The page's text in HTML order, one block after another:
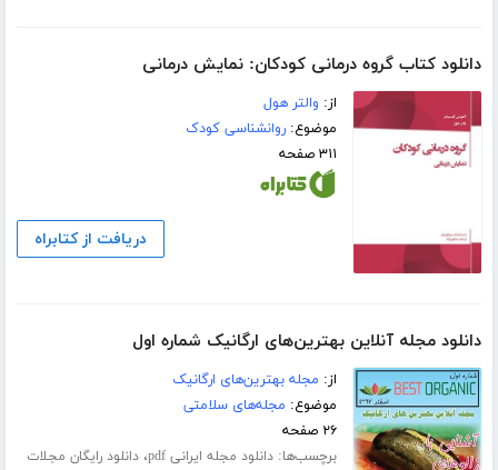
دانلود کتاب گروه درمانی کودکان: نمایش درمانی
از: والتر هول
موضوع:روانشناسی کودک
۳۱۱ صفحه
دریافت از کتابراه
دانلود مجله آنلاین بهترین‌های ارگانیک شماره اول
از: مجله بهترین‌های ارگانیک
موضوع: مجله‌های سلامتی
۲۶ صفحه
برچسب‌ها:دانلود مجله ایرانی pdf ،دانلود رایگان مجلات